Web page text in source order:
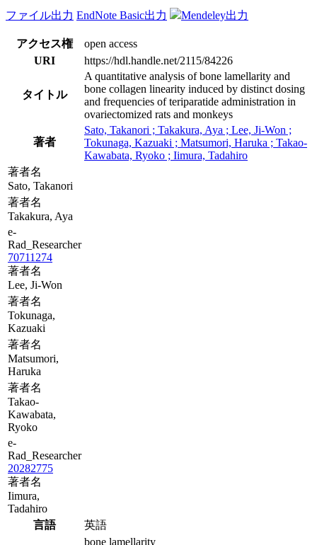
ファイル出力 EndNote Basic出力 Mendeley出力
アクセス権
open access
URI
https://hdl.handle.net/2115/84226
タイトル
A quantitative analysis of bone lamellarity and
bone collagen linearity induced by distinct dosing
and frequencies of teriparatide administration in
ovariectomized rats and monkeys
著者
Sato, Takanori ; Takakura, Aya ; Lee, Ji-Won ;
Tokunaga, Kazuaki ; Matsumori, Haruka ; Takao-
Kawabata, Ryoko ; Iimura, Tadahiro
著者名
Sato, Takanori
著者名
Takakura, Aya
e-
Rad_Researcher
70711274
著者名
Lee, Ji-Won
著者名
Tokunaga,
Kazuaki
著者名
Matsumori,
Haruka
著者名
Takao-
Kawabata,
Ryoko
e-
Rad_Researcher
20282775
著者名
Iimura,
Tadahiro
言語
英語
bone lamellarity